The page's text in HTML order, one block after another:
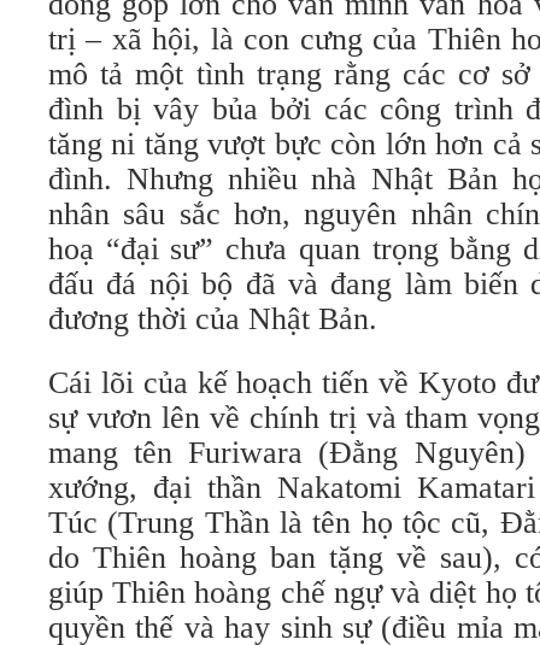
trị – xã hội, là con cưng của Thiên
mô tả một tình trạng rằng các cơ sở
đình bị vây bủa bởi các công trình
tăng ni tăng vượt bực còn lớn hơn cả
đình. Nhưng nhiều nhà Nhật Bản
nhân sâu sắc hơn, nguyên nhân
hoạ “đại sư” chưa quan trọng bằng
đấu đá nội bộ đã và đang làm biến
đương thời của Nhật Bản.
Cái lõi của kế hoạch tiến về Kyoto
sự vươn lên về chính trị và tham
mang tên Furiwara (Đằng
xướng, đại thần Nakatomi
Túc (Trung Thần là tên họ tộc cũ,
do Thiên hoàng ban tặng về sau),
giúp Thiên hoàng chế ngự và diệt họ
quyền thế và hay sinh sự (điều mỉa